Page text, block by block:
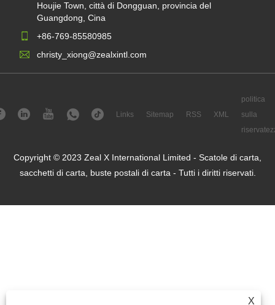
X
Houjie Town, città di Dongguan, provincia del
Guangdong, Cina
+86-769-85580985
christy_xiong@zealxintl.com
Links Sitemap RSS XML
politica
sulla
Copyright © 2023 Zeal X International Limited - Scatole di carta,
sacchetti di carta, buste postali di carta - Tutti i diritti riservati.